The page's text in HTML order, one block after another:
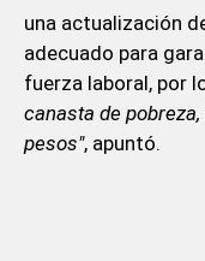
una actualización
adecuado para
fuerza laboral, por
canasta de
pesos", apuntó.